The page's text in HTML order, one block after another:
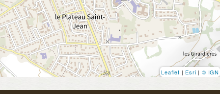
Leaflet | Esri | © IGN